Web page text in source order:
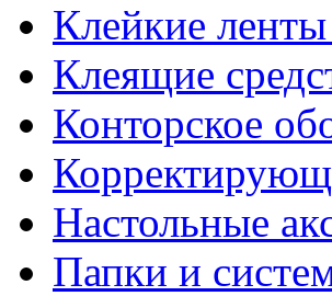
Клейкие
Клеящие
Конторское
Настольные
Папки и